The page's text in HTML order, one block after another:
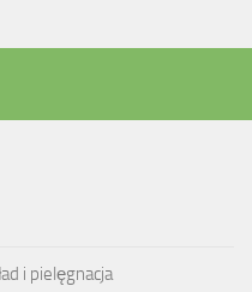
i pielęgnacja